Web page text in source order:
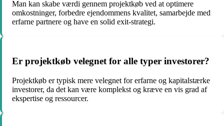
Man kan skabe værdi gennem projektkøb ved at optimere
omkostninger, forbedre ejendommens kvalitet, samarbejde med
erfarne partnere og have en solid exit-strategi.
Er projektkøb velegnet for alle typer investorer?
Projektkøb er typisk mere velegnet for erfarne og kapitalstærke
investorer, da det kan være komplekst og kræve en vis grad af
ekspertise og ressourcer.